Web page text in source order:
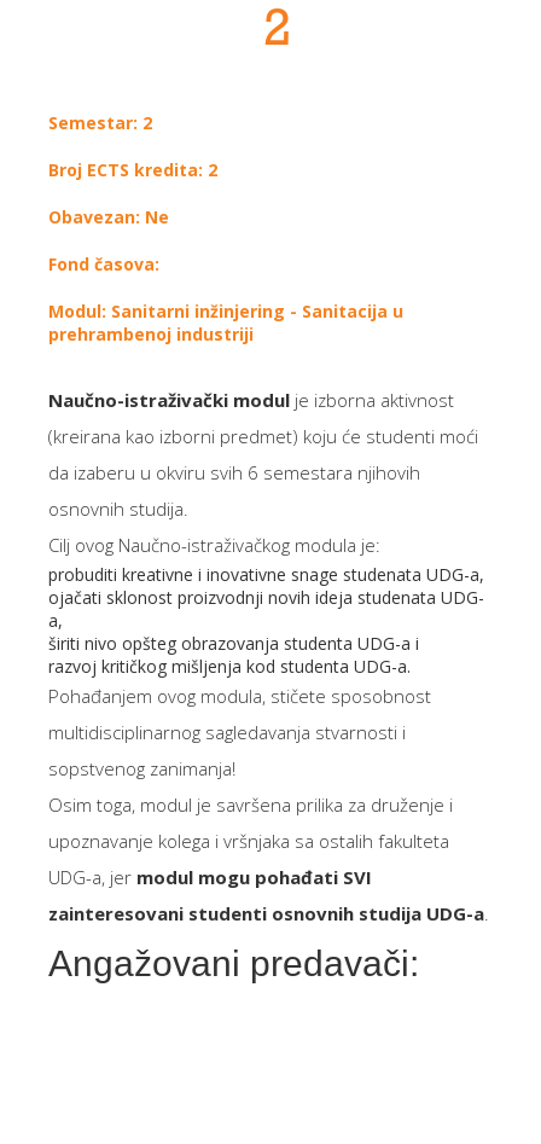
2
Semestar: 2
Broj ECTS kredita: 2
Obavezan: Ne
Fond časova:
Modul: Sanitarni inžinjering - Sanitacija u
prehrambenoj industriji
Naučno-istraživački modul je izborna aktivnost
(kreirana kao izborni predmet) koju će studenti moći
da izaberu u okviru svih 6 semestara njihovih
osnovnih studija.
Cilj ovog Naučno-istraživačkog modula je:
probuditi kreativne i inovativne snage studenata UDG-a,
ojačati sklonost proizvodnji novih ideja studenata UDG-
a,
širiti nivo opšteg obrazovanja studenta UDG-a i
razvoj kritičkog mišljenja kod studenta UDG-a.
Pohađanjem ovog modula, stičete sposobnost
multidisciplinarnog sagledavanja stvarnosti i
sopstvenog zanimanja!
Osim toga, modul je savršena prilika za druženje i
upoznavanje kolega i vršnjaka sa ostalih fakulteta
UDG-a, jer modul mogu pohađati SVI
zainteresovani studenti osnovnih studija UDG-a.
Angažovani predavači: